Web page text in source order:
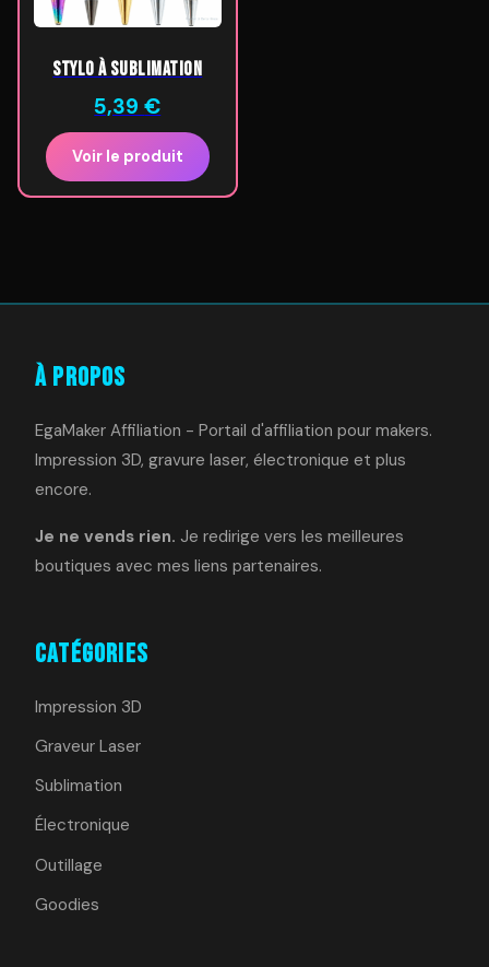
Stylo à sublimation
5,39€
Voir le produit
À Propos
EgaMaker Affiliation - Portail d'affiliation pour makers.
Impression 3D, gravure laser, électronique et plus
encore.
Je ne vends rien. Je redirige vers les meilleures
boutiques avec mes liens partenaires.
Catégories
Impression 3D
Graveur Laser
Sublimation
Électronique
Outillage
Goodies